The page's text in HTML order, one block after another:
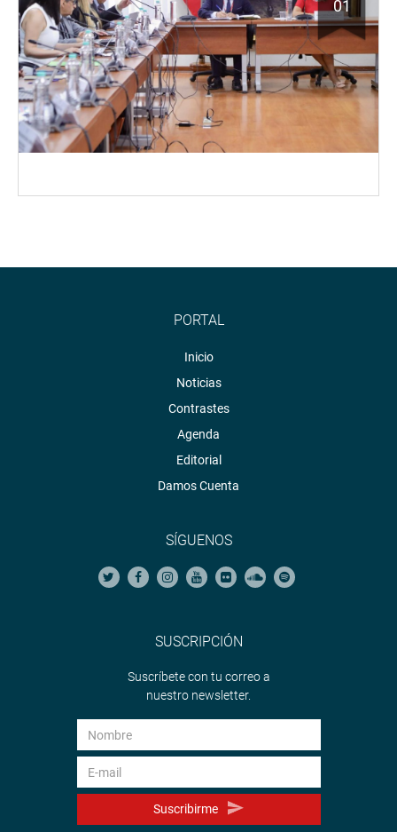
01
PORTAL
Inicio
Noticias
Contrastes
Agenda
Editorial
Damos Cuenta
SÍGUENOS
SUSCRIPCIÓN
Suscríbete con tu correo a
nuestro newsletter.
Suscribirme